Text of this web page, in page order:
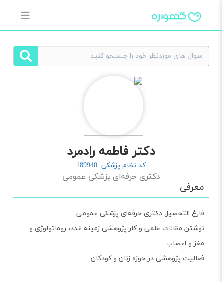
دکتر فاطمه رادمرد
کد نظام پزشکی: 189940
دکتری حرفه‌ای پزشکی عمومی
معرفی
فارغ التحصیل دکتری حرفه‌ای پزشکی عمومی
نوشتن مقالات علمی و کار پژوهشی زمینه غدد، روماتولوژی و
مغز و اعصاب
فعالیت پژوهشی در حوزه زنان و کودکان